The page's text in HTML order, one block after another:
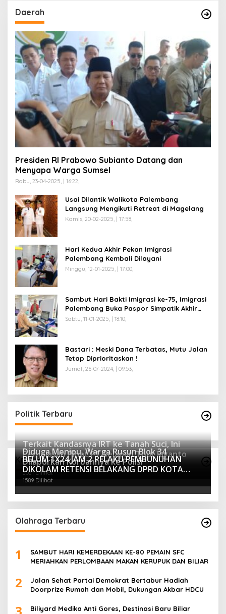
Daerah
Presiden RI Prabowo Subianto Datang dan
Menyapa Warga Sumsel
Rabu, 23-04-2025, | 16:22,
Usai Dilantik Walikota Palembang
Langsung Mengikuti Retreat di Magelang
Kamis, 20-02-2025, | 17:58,
Hari Kedua Akhir Pekan Imigrasi
Palembang Kembali Dilayani
Minggu, 12-01-2025, | 17:00,
Sambut Hari Bakti Imigrasi ke-75, Imigrasi
Palembang Buka Paspor Simpatik Akhir
Pekan
Sabtu, 11-01-2025, | 18:10,
Bastari : Meski Dana Terbatas, Mutu Jalan
Tetap Diprioritaskan !
Jumat, 26-07-2024, | 09:53,
Politik Terbaru
Kriminalitas
Terkait Kandasnya IRT ke Tanah Suci, Ini
Penjelasan Pihat PT Selapan Tour Jayanto
2234 Dilihat
Diduga Menipu, Warga Rusun Blok 34
Dilaporkan Korbannya ke Polisi
2021 Dilihat
BELUM 1X24 JAM 2 PELAKU PEMBUNUHAN
DIKOLAM RETENSI BELAKANG DPRD KOTA
PALEMBANG TELAH DIRINGKUS ANGGOTA
POLSEK SU 1 PALEMBANG.
1589 Dilihat
Olahraga Terbaru
1
SAMBUT HARI KEMERDEKAAN KE-80 PEMAIN SFC
MERIAHKAN PERLOMBAAN MAKAN KERUPUK DAN BILIAR
2
Jalan Sehat Partai Demokrat Bertabur Hadiah
Doorprize Rumah dan Mobil, Dukungan Akbar HDCU
Biliyard Medika Anti Gores, Destinasi Baru Biliar